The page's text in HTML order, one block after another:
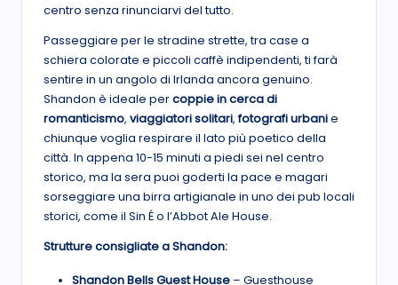
centro senza rinunciarvi del tutto.
Passeggiare per le stradine strette, tra case a
schiera colorate e piccoli caffè indipendenti, ti farà
sentire in un angolo di Irlanda ancora genuino.
Shandon è ideale percoppie in cerca di
romanticismo, viaggiatori solitari,fotografi urbanie
chiunque voglia respirare il lato più poetico della
città. In appena 10-15 minuti a piedi sei nel centro
storico, ma la sera puoi goderti la pace e magari
sorseggiare una birra artigianale in uno dei pub locali
storici, come il Sin É o l’Abbot Ale House.
Strutture consigliate a Shandon:
Shandon Bells Guest House – Guesthouse